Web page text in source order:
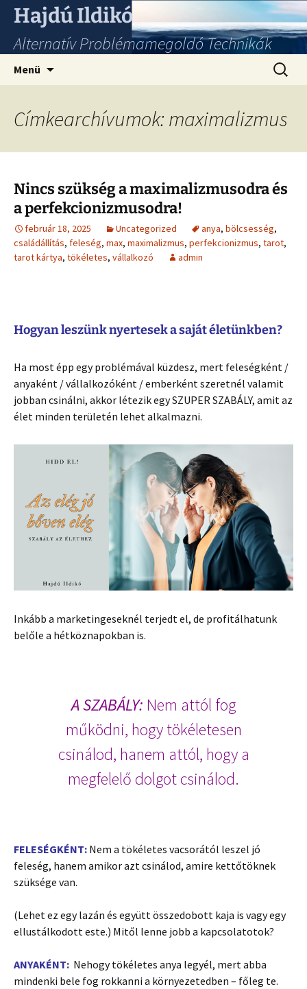
Hajdú Ildikó
Alternatív Problémamegoldó Technikák
Menü
Címkearchívumok: maximalizmus
Nincs szükség a maximalizmusodra és
a perfekcionizmusodra!
február 18, 2025 Uncategorized anya, bölcsesség,
családállítás, feleség, max, maximalizmus, perfekcionizmus, tarot,
tarot kártya, tökéletes, vállalkozó admin
Hogyan leszünk nyertesek a saját életünkben?
Ha most épp egy problémával küzdesz, mert feleségként /
anyaként / vállalkozóként / emberként szeretnél valamit
jobban csinálni, akkor létezik egy SZUPER SZABÁLY, amit az
élet minden területén lehet alkalmazni.
Inkább a marketingeseknél terjedt el, de profitálhatunk
belőle a hétköznapokban is.
A SZABÁLY: Nem attól fog
működni, hogy tökéletesen
csinálod, hanem attól, hogy a
megfelelő dolgot csinálod.
FELESÉGKÉNT: Nem a tökéletes vacsorától leszel jó
feleség, hanem amikor azt csinálod, amire kettőtöknek
szüksége van.
(Lehet ez egy lazán és együtt összedobott kaja is vagy egy
ellustálkodott este.) Mitől lenne jobb a kapcsolatotok?
ANYAKÉNT: Nehogy tökéletes anya legyél, mert abba
mindenki bele fog rokkanni a környezetedben – főleg te.